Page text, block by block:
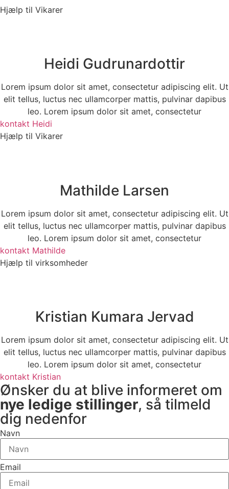
Hjælp til Vikarer
Heidi Gudrunardottir
Lorem ipsum dolor sit amet, consectetur adipiscing elit. Ut
elit tellus, luctus nec ullamcorper mattis, pulvinar dapibus
leo. Lorem ipsum dolor sit amet, consectetur
kontakt Heidi
Hjælp til Vikarer
Mathilde Larsen
Lorem ipsum dolor sit amet, consectetur adipiscing elit. Ut
elit tellus, luctus nec ullamcorper mattis, pulvinar dapibus
leo. Lorem ipsum dolor sit amet, consectetur
kontakt Mathilde
Hjælp til virksomheder
Kristian Kumara Jervad
Lorem ipsum dolor sit amet, consectetur adipiscing elit. Ut
elit tellus, luctus nec ullamcorper mattis, pulvinar dapibus
leo. Lorem ipsum dolor sit amet, consectetur
kontakt Kristian
Ønsker du at blive informeret om
nye ledige stillinger, så tilmeld
dig nedenfor
Navn
Email